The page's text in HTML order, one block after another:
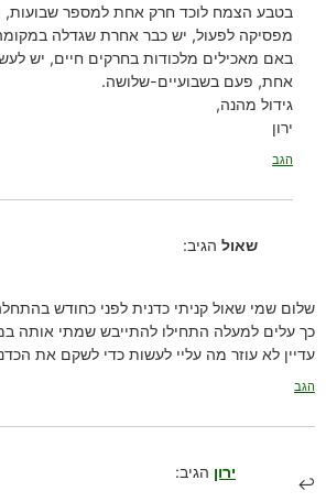
בטבע הצמח לוכד חרק אחת למספר שבועות,
מפסיקה לפעול, יש כבר אחרת שגדלה
באם מאכילים מלכודות בחרקים חיים, יש
אחת, פעם בשבועיים-שלושה.
גידול מהנה,
ירון
הגב
שאול הגיב:
שלום שמי שאול קניתי כדנית לפני כחודש
כך עלים למעלה התחילו להתייבש שמתי אותה
עדיין לא עוזר מה עליי לעשות כדי לשקם את
הגב
ירון הגיב: